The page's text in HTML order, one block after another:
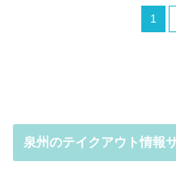
1
泉州のテイクアウト情報